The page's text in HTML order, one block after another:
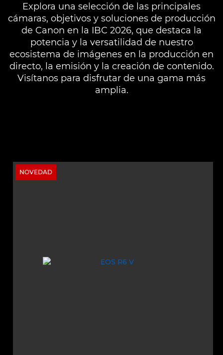
Explora una selección de las principales
cámaras, objetivos y soluciones de producción
de Canon en la IBC 2026, que destaca la
potencia y la versatilidad de nuestro
ecosistema de imágenes en la producción en
directo, la emisión y la creación de contenido.
Visítanos para disfrutar de una gama más
amplia.
NOVEDAD